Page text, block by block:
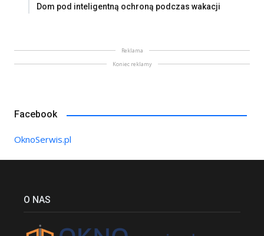
Dom pod inteligentną ochroną podczas wakacji
Reklama
Koniec reklamy
Facebook
OknoSerwis.pl
O NAS